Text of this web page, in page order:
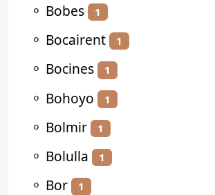
⚬ Bobes 1
⚬ Bocairent 1
⚬ Bocines 1
⚬ Bohoyo 1
⚬ Bolmir 1
⚬ Bolulla 1
⚬ Bor 1